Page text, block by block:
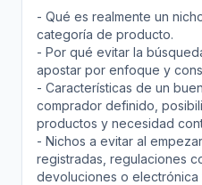
- Qué es realmente un
categoría de producto.
- Por qué evitar la
apostar por enfoque y
- Características de un
comprador definido,
productos y necesidad
- Nichos a evitar al
registradas, regulaciones
devoluciones o electrónica